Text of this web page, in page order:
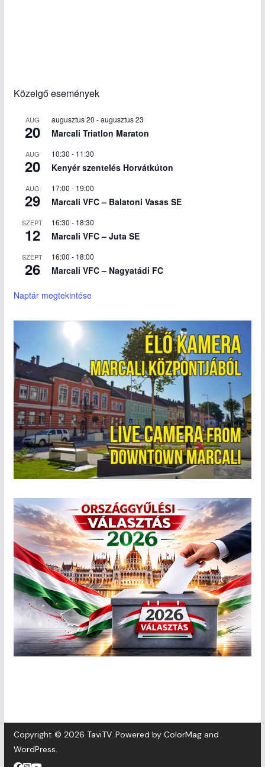
Közelgő események
AUG
20
augusztus 20 -augusztus 23
Marcali Triatlon Maraton
AUG
20
10:30 - 11:30
Kenyér szentelés Horvátkúton
AUG
29
17:00 - 19:00
Marcali VFC – Balatoni Vasas SE
SZEPT
12
16:30 - 18:30
Marcali VFC – Juta SE
SZEPT
26
16:00 - 18:00
Marcali VFC – Nagyatádi FC
Naptár megtekintése
Copyright © 2026 TaviTV. Powered by ColorMagand
WordPress.